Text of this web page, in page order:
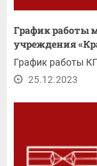
График работы
учреждения
График работы
25.12.2023